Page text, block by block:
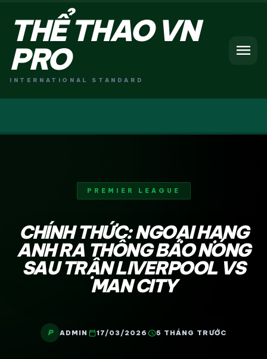
THỂ THAO VN
PRO
INTERNATIONAL STANDARD
menu
PREMIER LEAGUE
CHÍNH THỨC: NGOẠI HẠNG
ANH RA THÔNG BÁO NÓNG
SAU TRẬN LIVERPOOL VS
MAN CITY
P ADMIN calendar_today17/03/2026 schedule5 THÁNG TRƯỚC